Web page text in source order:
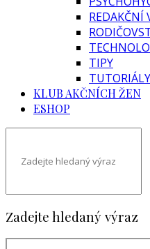
REDAKČNÍ
TIPY
TUTORIÁLY
KLUB AKČNÍCH ŽEN
ESHOP
Zadejte hledaný výraz